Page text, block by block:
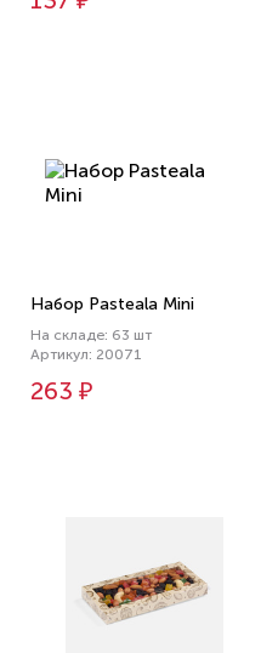
Набор Pasteala Mini
На складе: 63 шт
Артикул: 20071
263 ₽